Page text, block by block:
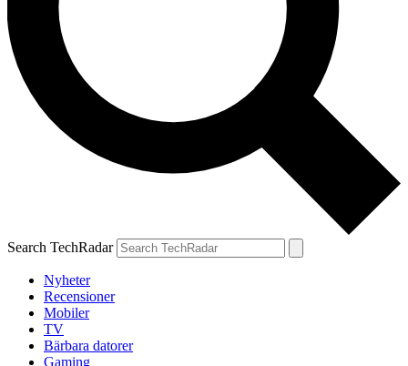
Search TechRadar
Nyheter
Recensioner
Mobiler
TV
Bärbara datorer
Gaming